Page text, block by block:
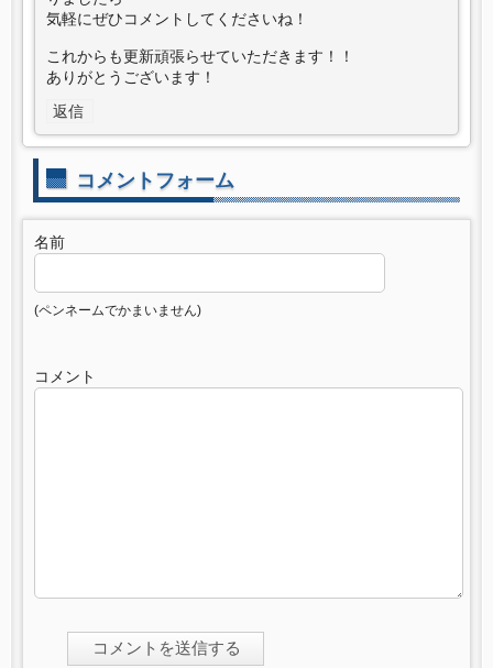
気軽にぜひコメントしてくださいね！
これからも更新頑張らせていただきます！！
ありがとうございます！
返信
コメントフォーム
名前
(ペンネームでかまいません)
コメント